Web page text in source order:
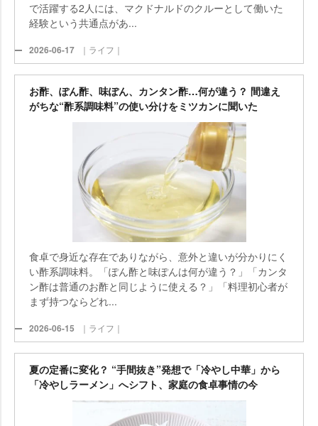
で活躍する2人には、マクドナルドのクルーとして働いた
経験という共通点があ...
2026-06-17 ｜ライフ｜
お酢、ぽん酢、味ぽん、カンタン酢…何が違う？ 間違え
がちな“酢系調味料”の使い分けをミツカンに聞いた
食卓で身近な存在でありながら、意外と違いが分かりにく
い酢系調味料。「ぽん酢と味ぽんは何が違う？」「カンタ
ン酢は普通のお酢と同じように使える？」「料理初心者が
まず持つならどれ...
2026-06-15 ｜ライフ｜
夏の定番に変化？ “手間抜き”発想で「冷やし中華」から
「冷やしラーメン」へシフト、家庭の食卓事情の今